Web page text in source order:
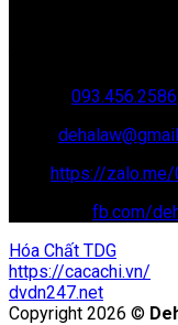
093.456.2586
https://
fb.com/
Hóa Chất TDG
https://cacachi.vn/
dvdn247.net
Copyright 2026 ©